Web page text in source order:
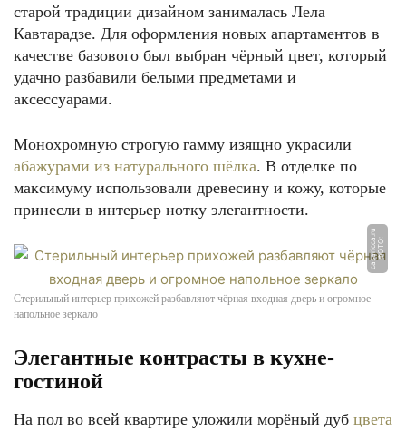
старой традиции дизайном занималась Лела
Кавтарадзе. Для оформления новых апартаментов в
качестве базового был выбран чёрный цвет, который
удачно разбавили белыми предметами и
аксессуарами.
Монохромную строгую гамму изящно украсили
абажурами из натурального шёлка. В отделке по
максимуму использовали древесину и кожу, которые
принесли в интерьер нотку элегантности.
Ф
О
Т
О:
c
a
s
a
ri
c
c
a.
r
u
Стерильный интерьер прихожей разбавляют чёрная входная дверь и огромное
напольное зеркало
Элегантные контрасты в кухне-
гостиной
На пол во всей квартире уложили морёный дуб цвета